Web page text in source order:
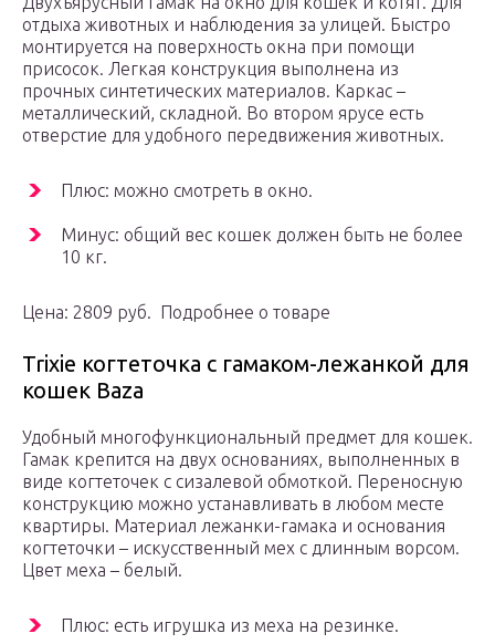
отдыха животных и наблюдения за улицей. Быстро
монтируется на поверхность окна при помощи
присосок. Легкая конструкция выполнена из
прочных синтетических материалов. Каркас –
металлический, складной. Во втором ярусе есть
отверстие для удобного передвижения животных.
Плюс: можно смотреть в окно.
Минус: общий вес кошек должен быть не более
10 кг.
Цена: 2809 руб. Подробнее о товаре
Trixie когтеточка с гамаком-лежанкой для
кошек Baza
Удобный многофункциональный предмет для кошек.
Гамак крепится на двух основаниях, выполненных в
виде когтеточек с сизалевой обмоткой. Переносную
конструкцию можно устанавливать в любом месте
квартиры. Материал лежанки-гамака и основания
когтеточки – искусственный мех с длинным ворсом.
Цвет меха – белый.
Плюс: есть игрушка из меха на резинке.